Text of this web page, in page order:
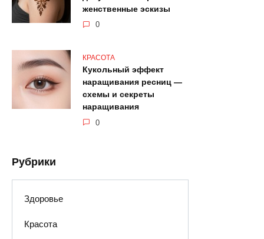
женственные эскизы
0
КРАСОТА
Кукольный эффект
наращивания ресниц —
схемы и секреты
наращивания
0
Рубрики
Здоровье
Красота